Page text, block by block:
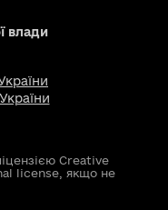
влади
Creative
license, якщо не